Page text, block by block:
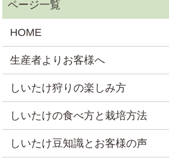
HOME
生産者よりお客様へ
しいたけ狩りの楽しみ方
しいたけの食べ方と栽培方法
しいたけ豆知識とお客様の声